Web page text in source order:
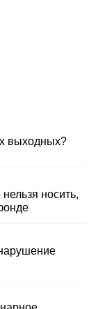
выходных?
носить,